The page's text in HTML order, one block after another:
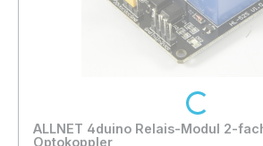
ALLNET 4duino Relais-Modul 2-
Optokoppler
Loading...